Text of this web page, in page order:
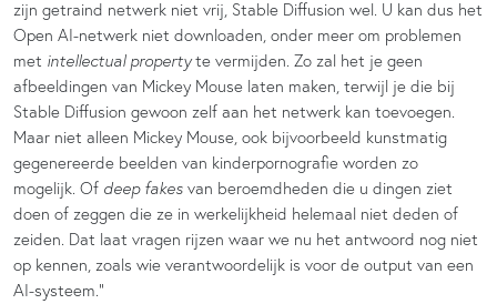
zijn getraind netwerk niet vrij, Stable Diffusion wel. U kan dus het
Open AI-netwerk niet downloaden, onder meer om problemen
met intellectual propertyte vermijden. Zo zal het je geen
afbeeldingen van Mickey Mouse laten maken, terwijl je die bij
Stable Diffusion gewoon zelf aan het netwerk kan toevoegen.
Maar niet alleen Mickey Mouse, ook bijvoorbeeld kunstmatig
gegenereerde beelden van kinderpornografie worden zo
mogelijk. Of deep fakes van beroemdheden die u dingen ziet
doen of zeggen die ze in werkelijkheid helemaal niet deden of
zeiden. Dat laat vragen rijzen waar we nu het antwoord nog niet
op kennen, zoals wie verantwoordelijk is voor de output van een
AI-systeem.”